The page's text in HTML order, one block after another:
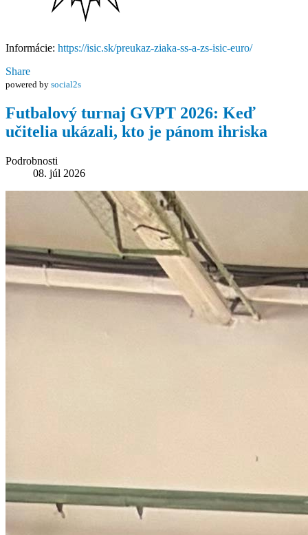
Informácie: https://isic.sk/preukaz-ziaka-ss-a-zs-isic-euro/
Share
powered by social2s
Futbalový turnaj GVPT 2026: Keď
učitelia ukázali, kto je pánom ihriska
Podrobnosti
08. júl 2026